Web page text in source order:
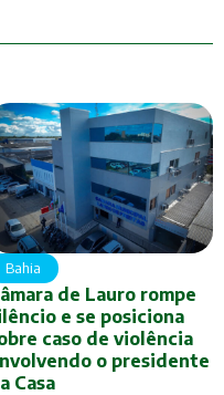
Bahia
de Lauro rompe
e se posiciona
caso de violência
o presidente
Casa